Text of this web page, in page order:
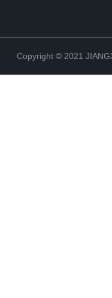
Copyright © 2021